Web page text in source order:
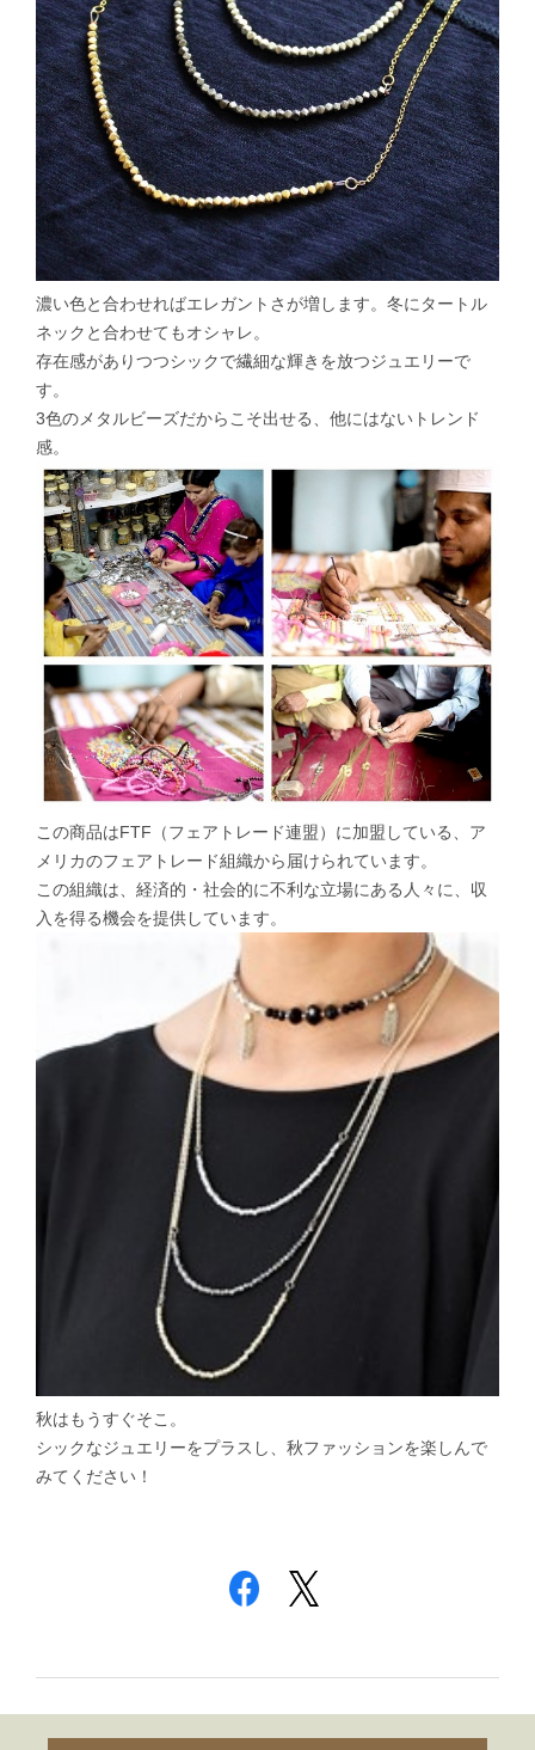
濃い色と合わせればエレガントさが増します。冬にタートル
ネックと合わせてもオシャレ。
存在感がありつつシックで繊細な輝きを放つジュエリーで
す。
3色のメタルビーズだからこそ出せる、他にはないトレンド
感。
この商品はFTF（フェアトレード連盟）に加盟している、ア
メリカのフェアトレード組織から届けられています。
この組織は、経済的・社会的に不利な立場にある人々に、収
入を得る機会を提供しています。
秋はもうすぐそこ。
シックなジュエリーをプラスし、秋ファッションを楽しんで
みてください！